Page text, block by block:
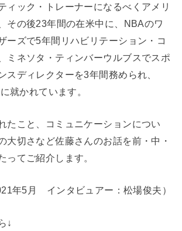
ィック・トレーナーになるべくアメリ
その後23年間の在米中に、NBAのワ
ーズで5年間リハビリテーション・コ
ミネソタ・ティンバーウルブスでスポ
スディレクターを3年間務められ、
就かれています。
たこと、コミュニケーションについ
大切さなど佐藤さんのお話を前・中・
ってご紹介します。
年5月 インタビュアー：松場俊夫）
↓